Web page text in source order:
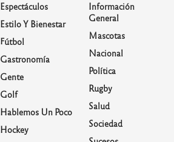
Espectáculos
Estilo Y Bienestar
Fútbol
Gastronomía
Gente
Golf
Hablemos Un Poco
Hockey
Información
General
Mascotas
Nacional
Política
Rugby
Salud
Sociedad